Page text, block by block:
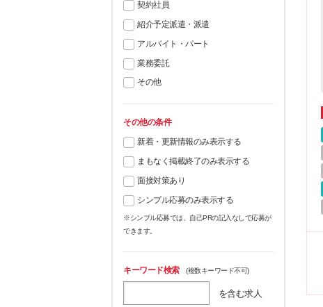
契約社員
紹介予定派遣・派遣
アルバイト・パート
業務委託
その他
その他の条件
新着・更新情報のみ表示する
まもなく掲載終了のみ表示する
面接対策あり
シンプル応募のみ表示する
※シンプル応募では、自己PRの記入なしで応募が
できます。
キーワード検索(複数キーワード不可)
を含む求人